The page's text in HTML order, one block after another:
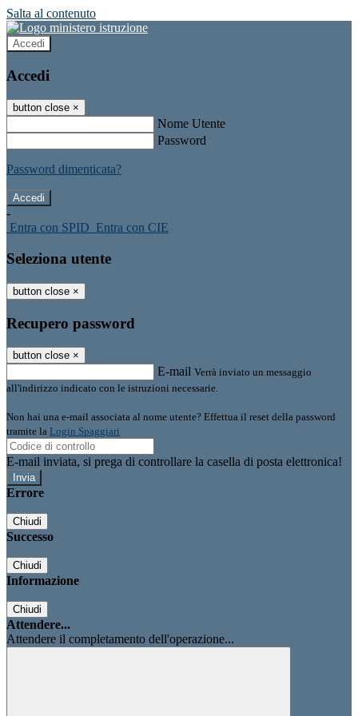
Salta al contenuto
Accedi
Accedi
button close ×
Nome Utente
Password
Password dimenticata?
-
Entra con SPID Entra con CIE
Seleziona utente
button close ×
Recupero password
button close ×
E-mail Verrà inviato un messaggio
all'indirizzo indicato con le istruzioni necessarie.
Non hai una e-mail associata al nome utente? Effettua il reset della password
tramite la Login Spaggiari
E-mail inviata, si prega di controllare la casella di posta elettronica!
Errore
Chiudi
Successo
Chiudi
Informazione
Chiudi
Attendere...
Attendere il completamento dell'operazione...